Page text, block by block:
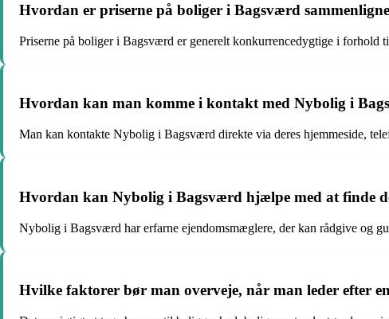
Hvordan er priserne på boliger i Bagsværd
Priserne på boliger i Bagsværd er generelt konkurrencedygtige i
Hvordan kan man komme i kontakt med Nybolig i
Man kan kontakte Nybolig i Bagsværd direkte via deres hjemmeside,
Hvordan kan Nybolig i Bagsværd hjælpe med at finde
Nybolig i Bagsværd har erfarne ejendomsmæglere, der kan rådgive og
Hvilke faktorer bør man overveje, når man leder efter